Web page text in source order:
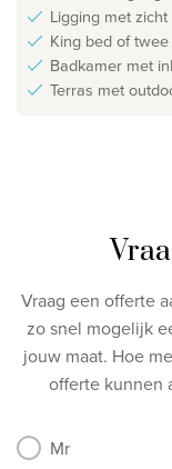
Ligging met
King bed of
Badkamer met
Terras met
Vraag een offerte
zo snel mogelijk
jouw maat. Hoe
offerte kunnen
Mr